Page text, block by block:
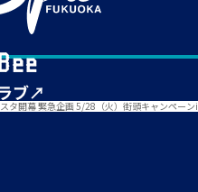
タ開幕 緊急企画 5/28（火）街頭キャンペー